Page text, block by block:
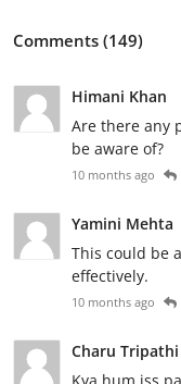
Comments (149)
Himani Khan
Are there any
be aware of?
10 months ago
Yamini Mehta
This could be
effectively.
10 months ago
Charu Tripathi